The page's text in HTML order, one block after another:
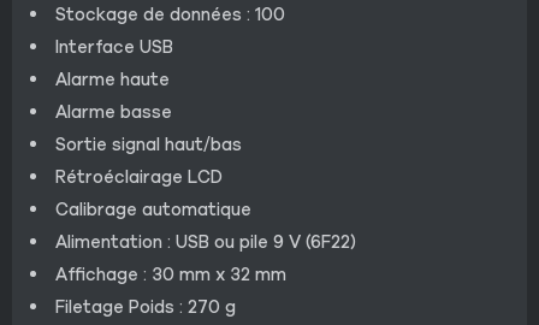
Stockage de données : 100
Interface USB
Alarme haute
Alarme basse
Sortie signal haut/bas
Rétroéclairage LCD
Calibrage automatique
Alimentation : USB ou pile 9 V (6F22)
Affichage : 30 mm x 32 mm
Filetage Poids : 270 g